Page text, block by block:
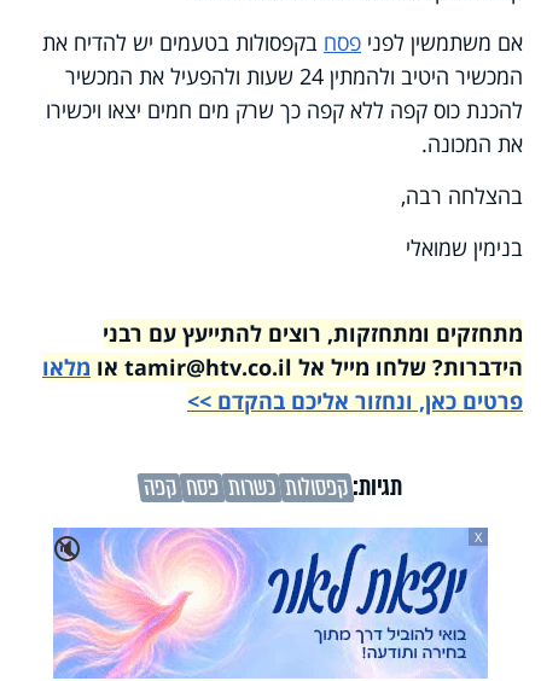
אם משתמשין לפני פסח בקפסולות בטעמים יש להדיח את
המכשיר היטיב ולהמתין 24 שעות ולהפעיל את המכשיר
להכנת כוס קפה ללא קפה כך שרק מים חמים יצאו ויכשירו
את המכונה.
בהצלחה רבה,
בנימין שמואלי
מתחזקים ומתחזקות, רוצים להתייעץ עם רבני
הידברות? שלחו מייל אל tamir@htv.co.il או
מלאו
פרטים כאן, ונחזור אליכם בהקדם >>
תגיות:קפסולות כשרות פסח קפה
🔇
X